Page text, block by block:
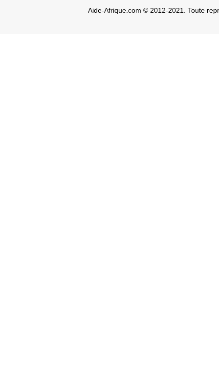
Aide-Afrique.com © 2012-2021. Toute